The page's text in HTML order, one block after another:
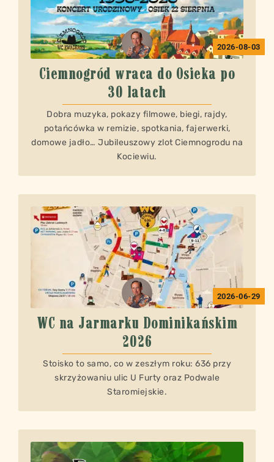
2026-08-03
Ciemnogród wraca do Osieka po
30 latach
Dobra muzyka, pokazy filmowe, biegi, rajdy,
potańcówka w remizie, spotkania, fajerwerki,
domowe jadło… Jubileuszowy zlot Ciemnogrodu na
Kociewiu.
2026-06-29
WC na Jarmarku Dominikańskim
2026
Stoisko to samo, co w zeszłym roku: 636 przy
skrzyżowaniu ulic U Furty oraz Podwale
Staromiejskie.